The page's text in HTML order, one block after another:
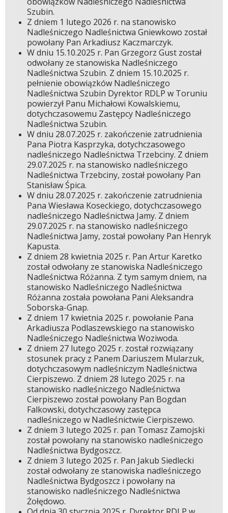
Szubin.
Z dniem 1 lutego 2026 r. na stanowisko
Nadleśniczego Nadleśnictwa Gniewkowo został
powołany Pan Arkadiusz Kaczmarczyk.
W dniu 15.10.2025 r. Pan Grzegorz Gust został
odwołany ze stanowiska Nadleśniczego
Nadleśnictwa Szubin. Z dniem 15.10.2025 r.
pełnienie obowiązków Nadleśniczego
Nadleśnictwa Szubin Dyrektor RDLP w Toruniu
powierzył Panu Michałowi Kowalskiemu,
dotychczasowemu Zastępcy Nadleśniczego
Nadleśnictwa Szubin.
W dniu 28.07.2025 r. zakończenie zatrudnienia
Pana Piotra Kasprzyka, dotychczasowego
nadleśniczego Nadleśnictwa Trzebciny. Z dniem
29.07.2025 r. na stanowisko nadleśniczego
Nadleśnictwa Trzebciny, został powołany Pan
Stanisław Śpica.
W dniu 28.07.2025 r. zakończenie zatrudnienia
Pana Wiesława Koseckiego, dotychczasowego
nadleśniczego Nadleśnictwa Jamy. Z dniem
29.07.2025 r. na stanowisko nadleśniczego
Nadleśnictwa Jamy, został powołany Pan Henryk
Kapusta.
Z dniem 28 kwietnia 2025 r. Pan Artur Karetko
został odwołany ze stanowiska Nadleśniczego
Nadleśnictwa Różanna. Z tym samym dniem, na
stanowisko Nadleśniczego Nadleśnictwa
Różanna została powołana Pani Aleksandra
Soborska-Gnap.
Z dniem 17 kwietnia 2025 r. powołanie Pana
Arkadiusza Podlaszewskiego na stanowisko
Nadleśniczego Nadleśnictwa Woziwoda.
Z dniem 27 lutego 2025 r. został rozwiązany
stosunek pracy z Panem Dariuszem Mularzuk,
dotychczasowym nadleśniczym Nadleśnictwa
Cierpiszewo. Z dniem 28 lutego 2025 r. na
stanowisko nadleśniczego Nadleśnictwa
Cierpiszewo został powołany Pan Bogdan
Falkowski, dotychczasowy zastępca
nadleśniczego w Nadleśnictwie Cierpiszewo.
Z dniem 3 lutego 2025 r. pan Tomasz Zamojski
został powołany na stanowisko nadleśniczego
Nadleśnictwa Bydgoszcz.
Z dniem 3 lutego 2025 r. Pan Jakub Siedlecki
został odwołany ze stanowiska nadleśniczego
Nadleśnictwa Bydgoszcz i powołany na
stanowisko nadleśniczego Nadleśnictwa
Żołędowo.